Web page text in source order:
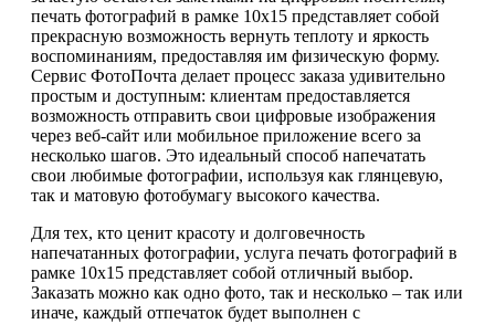
печать фотографий в рамке 10х15 представляет собой
прекрасную возможность вернуть теплоту и яркость
воспоминаниям, предоставляя им физическую форму.
Сервис ФотоПочта делает процесс заказа удивительно
простым и доступным: клиентам предоставляется
возможность отправить свои цифровые изображения
через веб-сайт или мобильное приложение всего за
несколько шагов. Это идеальный способ напечатать
свои любимые фотографии, используя как глянцевую,
так и матовую фотобумагу высокого качества.
Для тех, кто ценит красоту и долговечность
напечатанных фотографии, услуга печать фотографий в
рамке 10х15 представляет собой отличный выбор.
Заказать можно как одно фото, так и несколько – так или
иначе, каждый отпечаток будет выполнен с